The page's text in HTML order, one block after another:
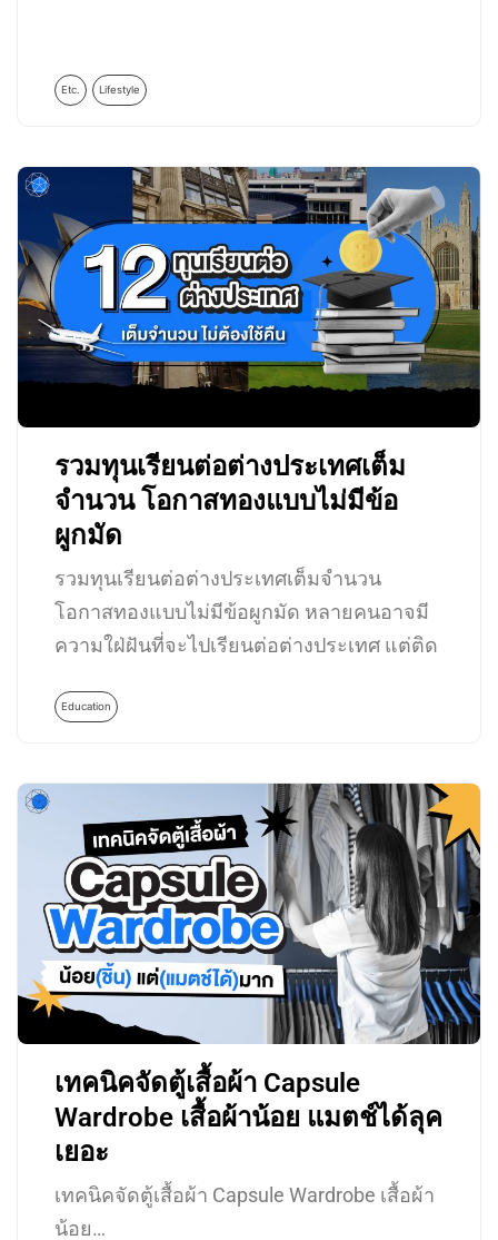
Etc. Lifestyle
รวมทุนเรียนต่อต่างประเทศเต็ม
จำนวน โอกาสทองแบบไม่มีข้อ
ผูกมัด
รวมทุนเรียนต่อต่างประเทศเต็มจำนวน
โอกาสทองแบบไม่มีข้อผูกมัด หลายคนอาจมี
ความใฝ่ฝันที่จะไปเรียนต่อต่างประเทศ แต่ติด
Education
เทคนิคจัดตู้เสื้อผ้า Capsule
Wardrobe เสื้อผ้าน้อย แมตช์ได้ลุค
เยอะ
เทคนิคจัดตู้เสื้อผ้า Capsule Wardrobe เสื้อผ้า
น้อย…